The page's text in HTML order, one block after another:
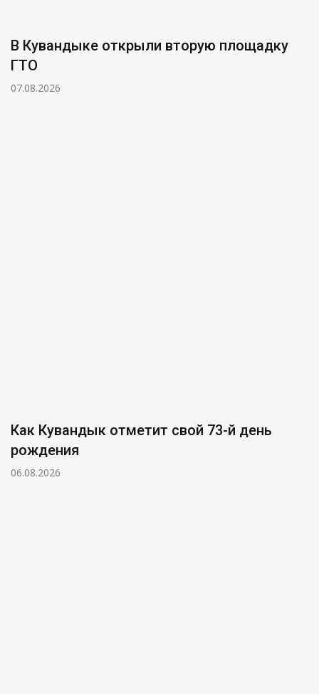
В Кувандыке открыли вторую площадку
ГТО
07.08.2026
Как Кувандык отметит свой 73-й день
рождения
06.08.2026